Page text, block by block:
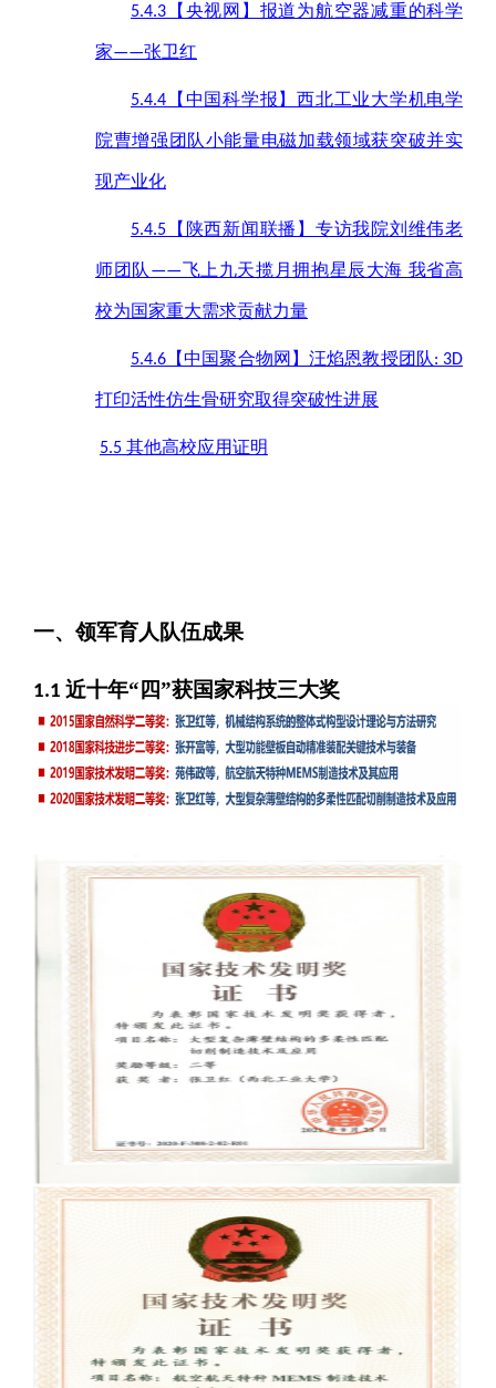
5.4.3 【央视网】报道为航空器减重的科学
家——张卫红
5.4.4 【中国科学报】西北工业大学机电学
院曹增强团队小能量电磁加载领域获突破并实
现产业化
5.4.5 【陕西新闻联播】专访我院刘维伟老
师团队 ——飞上九天揽月拥抱星辰大海 我省高
校为国家重大需求贡献力量
5.4.6 【中国聚合物网】汪焰恩教授团队: 3D
打印活性仿生骨研究取得突破性进展
5.5 其他高校应用证明
一、 领军育人队伍成果
1.1 近十年“四”获国家科技三大奖